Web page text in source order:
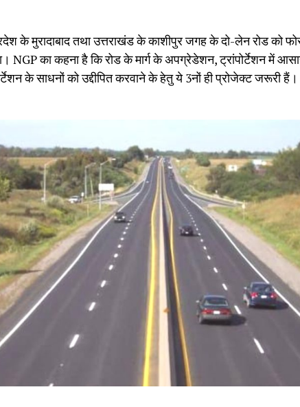
के मुरादाबाद तथा उत्तराखंड के काशीपुर जगह के दो-लेन रोड को
NGP का कहना है कि रोड के मार्ग के अपग्रेडेशन, ट्रांपोर्टेशन में
के साधनों को उद्दीपित करवाने के हेतु ये 3नों ही प्रोजेक्ट जरूरी हैं।